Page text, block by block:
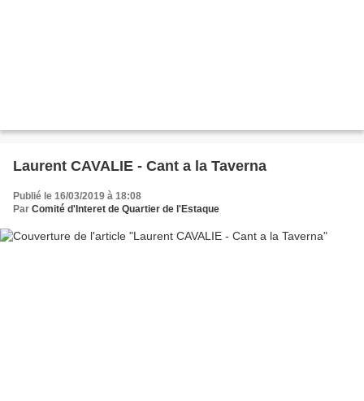
Laurent CAVALIE - Cant a la Taverna
Publié le 16/03/2019 à 18:08
Par Comité d'Interet de Quartier de l'Estaque